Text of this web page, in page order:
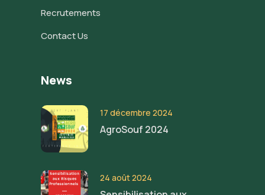
Recrutements
Contact Us
News
17 décembre 2024
AgroSouf 2024
24 août 2024